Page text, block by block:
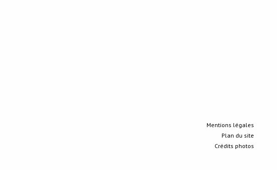
Mentions légales
Plan du site
Crédits photos